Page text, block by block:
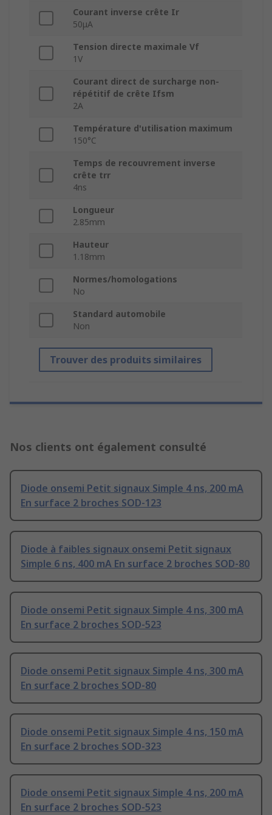
Courant inverse crête Ir
50μA
Tension directe maximale Vf
1V
Courant direct de surcharge non-
répétitif de crête Ifsm
2A
Température d'utilisation maximum
150°C
Temps de recouvrement inverse
crête trr
4ns
Longueur
2.85mm
Hauteur
1.18mm
Normes/homologations
No
Standard automobile
Non
Trouver des produits similaires
Nos clients ont également consulté
Diode onsemi Petit signaux Simple 4 ns, 200 mA
En surface 2 broches SOD-123
Diode à faibles signaux onsemi Petit signaux
Simple 6 ns, 400 mA En surface 2 broches SOD-80
Diode onsemi Petit signaux Simple 4 ns, 300 mA
En surface 2 broches SOD-523
Diode onsemi Petit signaux Simple 4 ns, 300 mA
En surface 2 broches SOD-80
Diode onsemi Petit signaux Simple 4 ns, 150 mA
En surface 2 broches SOD-323
Diode onsemi Petit signaux Simple 4 ns, 200 mA
En surface 2 broches SOD-523